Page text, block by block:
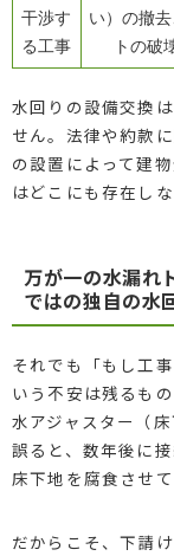
干渉す
る工事
い）の撤
トの破
水回りの設備交換
せん。法律や約款
の設置によって建
はどこにも存在しな
万が一の水漏れ
ではの独自の水
それでも「もし工
いう不安は残るも
水アジャスター（
誤ると、数年後に
床下地を腐食させ
だからこそ、下請